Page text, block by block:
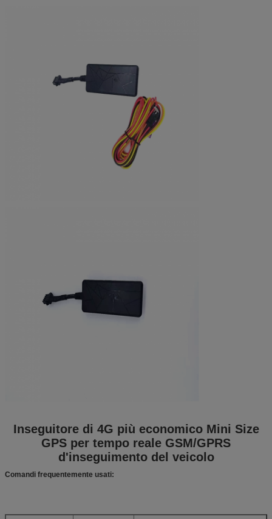
Inseguitore di 4G più economico Mini Size
GPS per tempo reale GSM/GPRS
d'inseguimento del veicolo
Comandi frequentemente usati: